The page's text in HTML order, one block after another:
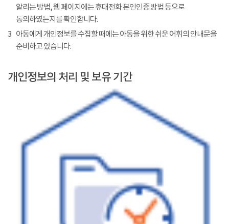
알리는 방법, 웹 페이지에는 휴대전화 본인인증 방법 등으로
동의하였는지를 확인합니다.
3 아동에게 개인정보를 수집할 때에는 아동을 위한 쉬운 어휘의 안내문을
준비하고 있습니다.
개인정보의 처리 및 보유 기간